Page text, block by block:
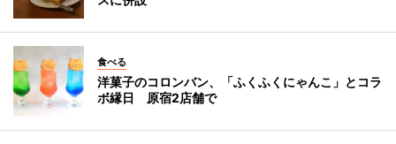
食べる
洋菓子のコロンバン、「ふくふくにゃんこ」とコラ
ボ縁日 原宿2店舗で